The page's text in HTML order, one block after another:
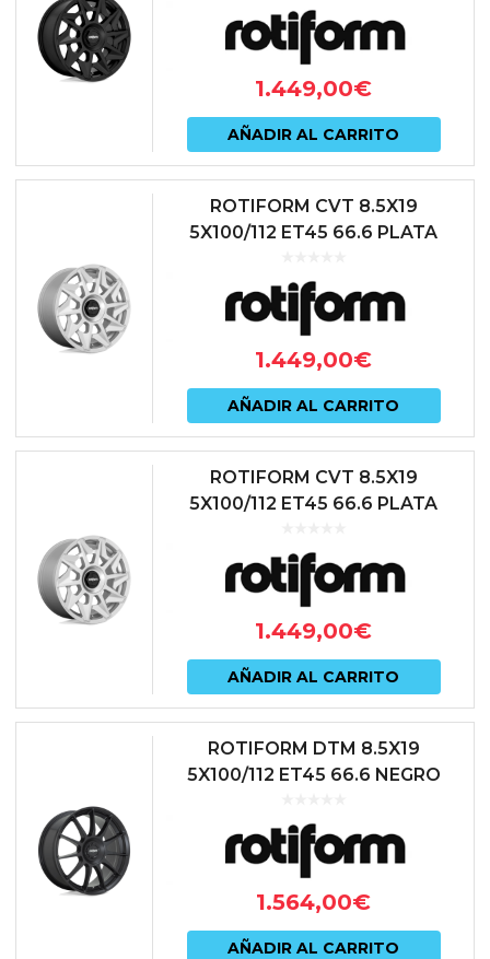
1.449,00€
AÑADIR AL CARRITO
ROTIFORM CVT 8.5X19
5X100/112 ET45 66.6 PLATA
1.449,00€
AÑADIR AL CARRITO
ROTIFORM CVT 8.5X19
5X100/112 ET45 66.6 PLATA
1.449,00€
AÑADIR AL CARRITO
ROTIFORM DTM 8.5X19
5X100/112 ET45 66.6 NEGRO
1.564,00€
AÑADIR AL CARRITO